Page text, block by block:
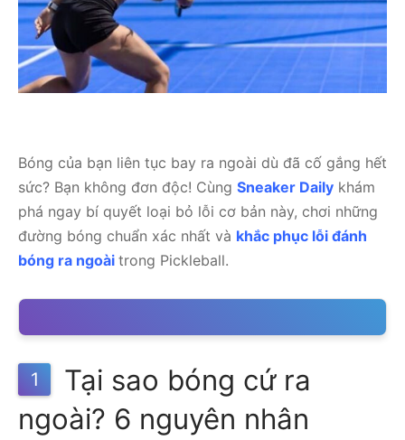
Bóng của bạn liên tục bay ra ngoài dù đã cố gắng hết
sức? Bạn không đơn độc! Cùng Sneaker Daily khám
phá ngay bí quyết loại bỏ lỗi cơ bản này, chơi những
đường bóng chuẩn xác nhất và khắc phục lỗi đánh
bóng ra ngoài trong Pickleball.
1
Tại sao bóng cứ ra
ngoài? 6 nguyên nhân